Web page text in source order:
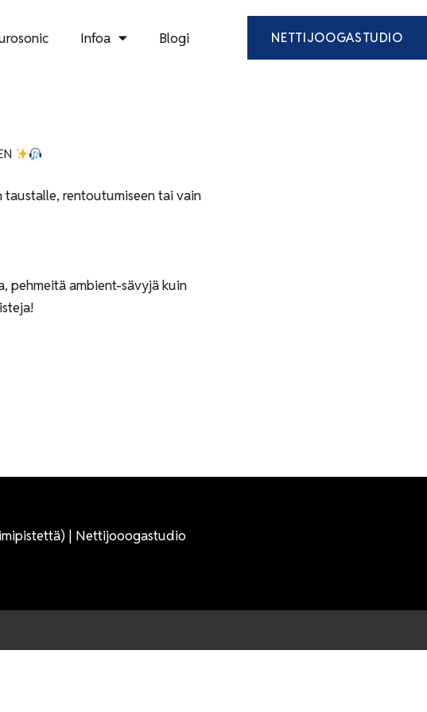
Infoa Blogi NETTIJOOGASTUDIO
taustalle, rentoutumiseen tai vain
pehmeitä ambient-sävyjä kuin
| Nettijooogastudio